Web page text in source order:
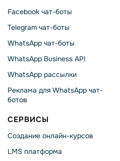
Facebook чат-боты
Telegram чат-боты
WhatsApp чат-боты
WhatsApp Business API
WhatsApp рассылки
Реклама для WhatsApp чат-
ботов
СЕРВИСЫ
Создание онлайн-курсов
LMS платформа